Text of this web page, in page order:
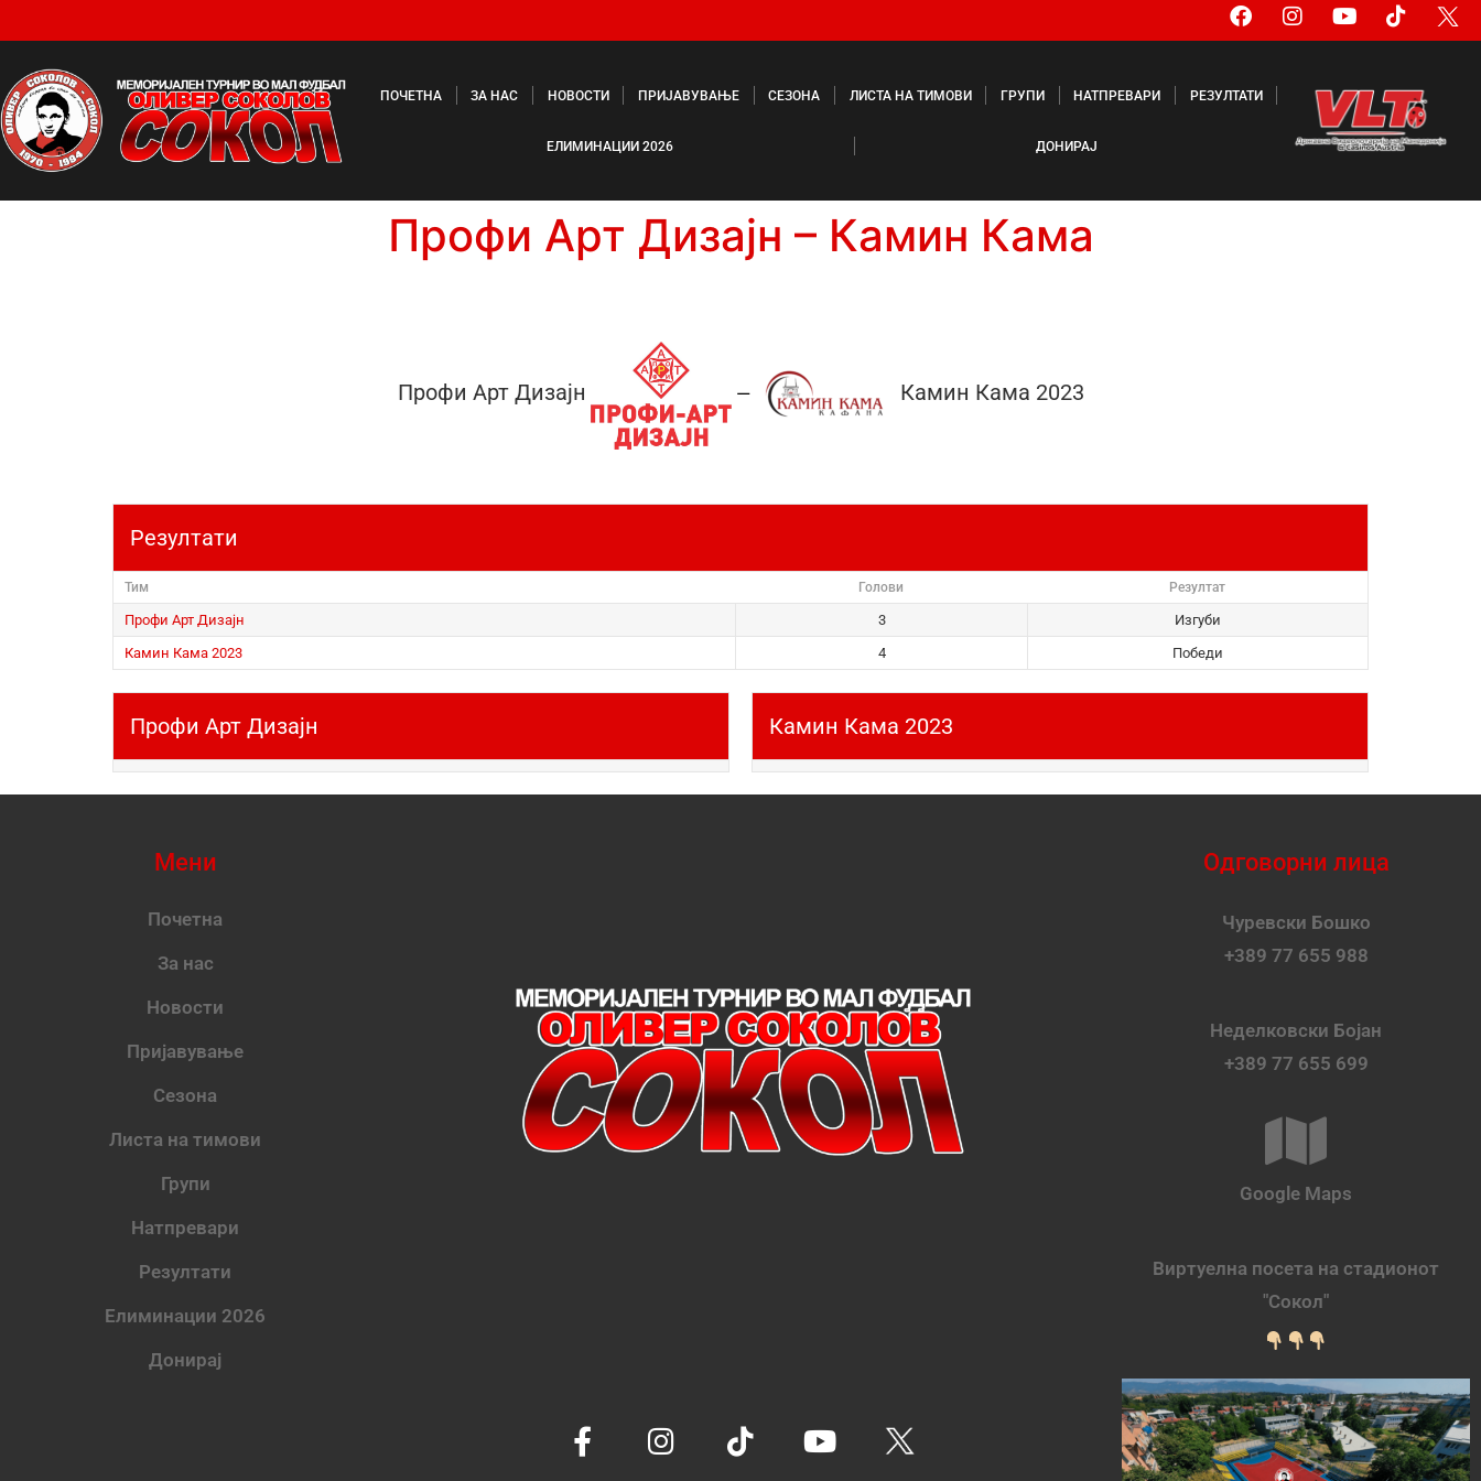
ПОЧЕТНА ЗА НАС НОВОСТИ ПРИЈАВУВАЊЕ СЕЗОНА ЛИСТА НА ТИМОВИ ГРУПИ НАТПРЕВАРИ РЕЗУЛТАТИ
ЕЛИМИНАЦИИ 2026 ДОНИРАЈ
Профи Арт Дизајн – Камин Кама
Профи Арт Дизајн — Камин Кама 2023
Резултати
Тим Голови Резултат
Профи Арт Дизајн 3
Изгуби
Камин Кама 2023
4 Победи
Профи Арт Дизајн Камин Кама 2023
Мени
Почетна
За нас
Новости
Пријавување
Сезона
Листа на тимови
Групи
Натпревари
Резултати
Елиминации 2026
Донирај
Одговорни лица
Чуревски Бошко
+389 77 655 988
Неделковски Бојан
+389 77 655 699
Google Maps
Виртуелна посета на стадионот
"Сокол"